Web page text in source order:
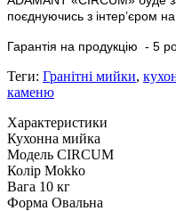
поєднуючись з інтер’єром на
Гарантія на продукцію - 5
Теги: Гранітні мийки,
каменю
Характеристики
Кухонна мийка
Модель CIRCUM
Колір Mokko
Вага 10 кг
Форма Овальна